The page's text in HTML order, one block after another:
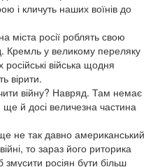
і кличуть наших воїнів до
міста росії роблять свою
Кремль у великому переляку
війська щодня
вірити.
війну? Навряд. Там немає
ще й досі величезна частина
не так давно американський
то зараз його риторика
росіян бути більш